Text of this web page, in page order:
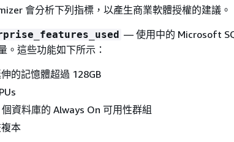
會分析下列指標，以產生商業軟體授權的建議。
— 使用中的 Microsoft
。這些功能如下所示：
的記憶體超過 128GB
資料庫的 Always On 可用性群組
本